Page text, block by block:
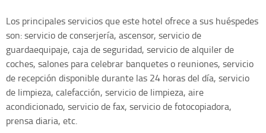
Los principales servicios que este hotel ofrece a sus huéspedes
son: servicio de conserjería, ascensor, servicio de
guardaequipaje, caja de seguridad, servicio de alquiler de
coches, salones para celebrar banquetes o reuniones, servicio
de recepción disponible durante las 24 horas del día, servicio
de limpieza, calefacción, servicio de limpieza, aire
acondicionado, servicio de fax, servicio de fotocopiadora,
prensa diaria, etc.